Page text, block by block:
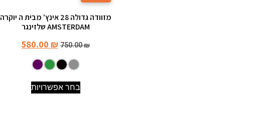
מזוודה גדולה 28 אינץ' מבית ה יוקרה
AMSTERDAM שלזינגר
750.00₪
580.00 ₪
בחר אפשרויות